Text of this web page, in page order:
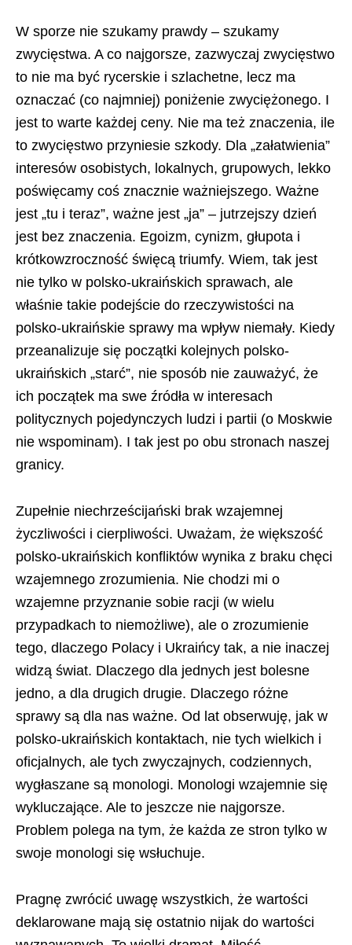
W sporze nie szukamy prawdy – szukamy
zwycięstwa. A co najgorsze, zazwyczaj zwycięstwo
to nie ma być rycerskie i szlachetne, lecz ma
oznaczać (co najmniej) poniżenie zwyciężonego. I
jest to warte każdej ceny. Nie ma też znaczenia, ile
to zwycięstwo przyniesie szkody. Dla „załatwienia”
interesów osobistych, lokalnych, grupowych, lekko
poświęcamy coś znacznie ważniejszego. Ważne
jest „tu i teraz”, ważne jest „ja” – jutrzejszy dzień
jest bez znaczenia. Egoizm, cynizm, głupota i
krótkowzroczność święcą triumfy. Wiem, tak jest
nie tylko w polsko-ukraińskich sprawach, ale
właśnie takie podejście do rzeczywistości na
polsko-ukraińskie sprawy ma wpływ niemały. Kiedy
przeanalizuje się początki kolejnych polsko-
ukraińskich „starć”, nie sposób nie zauważyć, że
ich początek ma swe źródła w interesach
politycznych pojedynczych ludzi i partii (o Moskwie
nie wspominam). I tak jest po obu stronach naszej
granicy.
Zupełnie niechrześcijański brak wzajemnej
życzliwości i cierpliwości. Uważam, że większość
polsko-ukraińskich konfliktów wynika z braku chęci
wzajemnego zrozumienia. Nie chodzi mi o
wzajemne przyznanie sobie racji (w wielu
przypadkach to niemożliwe), ale o zrozumienie
tego, dlaczego Polacy i Ukraińcy tak, a nie inaczej
widzą świat. Dlaczego dla jednych jest bolesne
jedno, a dla drugich drugie. Dlaczego różne
sprawy są dla nas ważne. Od lat obserwuję, jak w
polsko-ukraińskich kontaktach, nie tych wielkich i
oficjalnych, ale tych zwyczajnych, codziennych,
wygłaszane są monologi. Monologi wzajemnie się
wykluczające. Ale to jeszcze nie najgorsze.
Problem polega na tym, że każda ze stron tylko w
swoje monologi się wsłuchuje.
Pragnę zwrócić uwagę wszystkich, że wartości
deklarowane mają się ostatnio nijak do wartości